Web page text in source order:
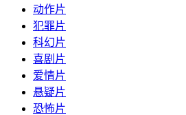
动作片
犯罪片
科幻片
喜剧片
爱情片
悬疑片
恐怖片